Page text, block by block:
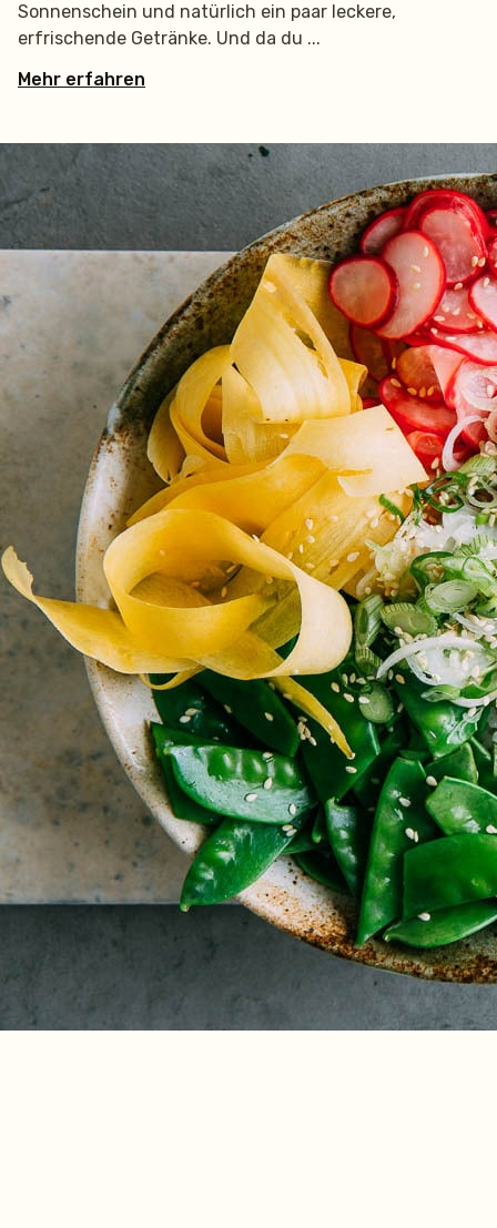
Sonnenschein und natürlich ein paar leckere,
erfrischende Getränke. Und da du
Mehr erfahren